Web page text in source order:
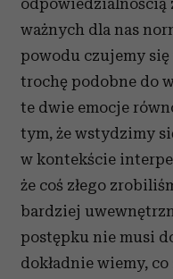
odpowiedzialnością
ważnych dla nas
powodu czujemy
trochę podobne do
te dwie emocje
tym, że wstydzimy
w kontekście
że coś złego
bardziej
postępku nie musi
dokładnie wiemy,